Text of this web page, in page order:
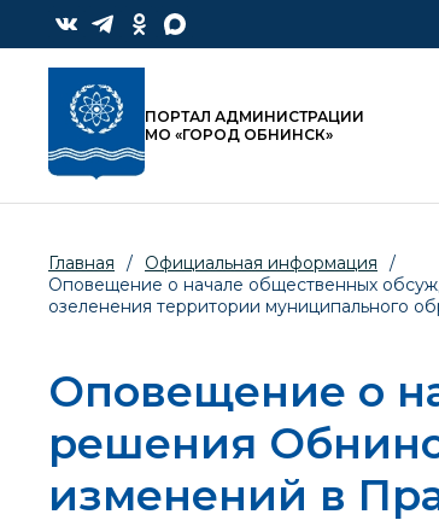
ПОРТАЛ АДМИНИСТРАЦИИ
МО «ГОРОД ОБНИНСК»
Главная / Официальная информация
/
Оповещение о начале общественных
озеленения территории муниципального
Оповещение о
решения
изменений в